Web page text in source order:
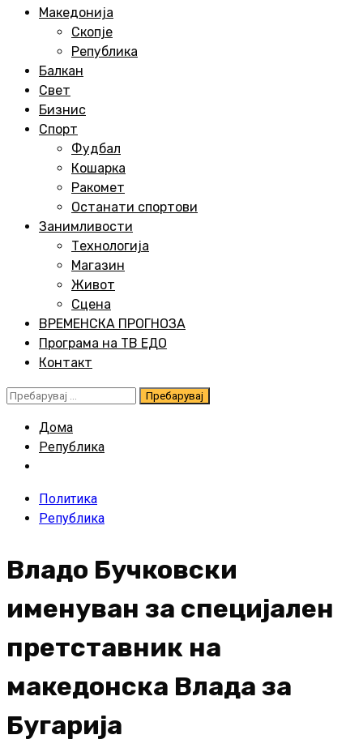
Македонија
Скопје
Република
Балкан
Свет
Бизнис
Спорт
Фудбал
Кошарка
Ракомет
Останати спортови
Занимливости
Технологија
Магазин
Живот
Сцена
ВРЕМЕНСКА ПРОГНОЗА
Програма на ТВ ЕДО
Контакт
Пребарувај
Дома
Република
Политика
Република
Владо Бучковски
именуван за специјален
претставник на
македонска Влада за
Бугарија